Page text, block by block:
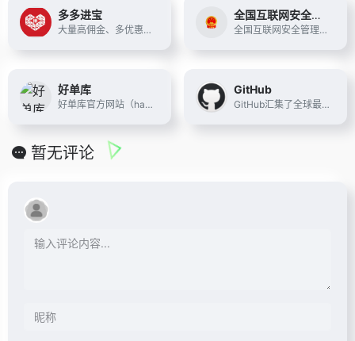
多多进宝
大量高佣金、多优惠券商品在这里等你，可以随时随地登录该网站推广商品赚钱，商品优惠券多、佣金高，让您轻松赚钱！
全国互联网安全管理服务平台
全国互联网安全管理服务平台
好单库
好单库官方网站（haodanku.com）坚持每天为淘客提供全网最优质精选领券优惠券信息,全天实时直播独家给力一手单,找好单就上好单库选品, 蜂客联盟旗下商品库打造最大淘客联盟商品库
GitHub
GitHub汇集了全球最大的开发人员社区，以发现，共享和构建更好的软件。 从开源项目到私人团队存储库，我们都是您进行协作开发的多平台平台。
暂无评论